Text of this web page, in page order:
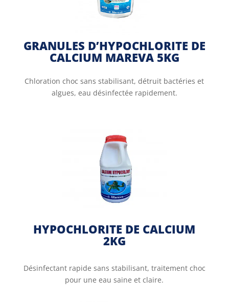
GRANULES D’HYPOCHLORITE DE
CALCIUM MAREVA 5KG
Chloration choc sans stabilisant, détruit bactéries et
algues, eau désinfectée rapidement.
HYPOCHLORITE DE CALCIUM
2KG
Désinfectant rapide sans stabilisant, traitement choc
pour une eau saine et claire.